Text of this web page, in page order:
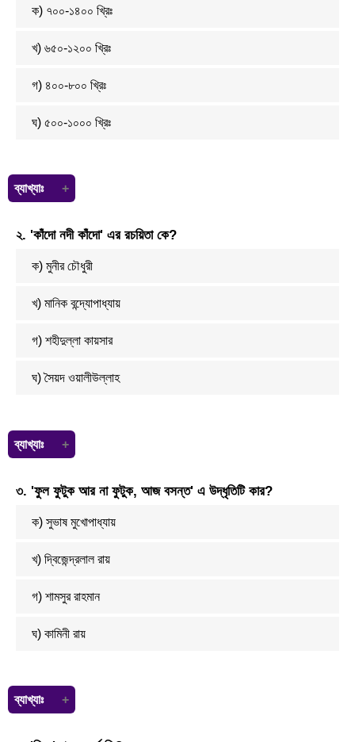
ক) ৭০০-১৪০০ খ্রিঃ
খ) ৬৫০-১২০০ খ্রিঃ
গ) ৪০০-৮০০ খ্রিঃ
ঘ) ৫০০-১০০০ খ্রিঃ
ব্যাখ্যাঃ
বাংলা সাহিত্যের হাজার বছরের ইতিহাস প্রধানত তিনটি পর্যায়ে বিভক্ত: ১. আদিযুগ বা
প্রাচীন যুগ (আনুমানিক ৬৫০ খ্রি. মতান্তরে ৯৫০ খ্রি.–১২০০ খ্রি.)
৩. আধুনিক যুগ (১৮০১ খ্রি.–বর্তমান কাল)
২. 'কাঁদো নদী কাঁদো' এর রচয়িতা কে?
ক) মুনীর চৌধুরী
খ) মানিক বন্দ্যোপাধ্যায়
গ) শহীদুল্লা কায়সার
ঘ) সৈয়দ ওয়ালীউল্লাহ
ব্যাখ্যাঃ
'কাঁদো নদী কাঁদো' (১৯৬৮) উপন্যাসটির রচয়িতা সৈয়দ ওয়ালীউল্লাহ । তার
উল্লেখযোগ্য উপন্যাস হলো: লালসালু (১৯৪৮) , চাঁদের অমাবস্যা (১৯৬৪)।
৩. 'ফুল ফুটুক আর না ফুটুক, আজ বসন্ত' এ উদ্ধৃতিটি কার?
ক) সুভাষ মুখোপাধ্যায়
খ) দ্বিজেন্দ্রলাল রায়
গ) শামসুর রাহমান
ঘ) কামিনী রায়
ব্যাখ্যাঃ
সুভাষ মুখোপাধ্যায় (১২ ফেব্রুয়ারি ১৯১৯ – ৮ জুলাই ২০০৩) ছিলেন বিংশ শতাব্দীর